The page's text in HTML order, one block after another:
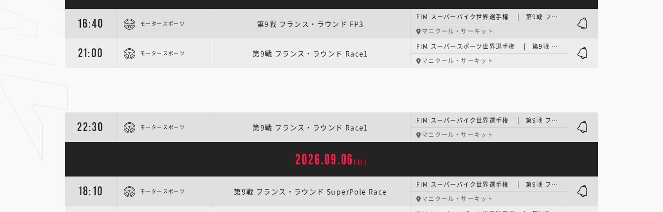
16:40 モータースポーツ 第9戦 フランス・ラウンド FP3
FIM スーパーバイク世界選手権 | 第9戦 フランス・ラウンド FP3
マニクール・サーキット
21:00 モータースポーツ 第9戦 フランス・ラウンド Race1
FIM スーパースポーツ世界選手権 | 第9戦 フランス・ラウンド Race1
マニクール・サーキット
22:30 モータースポーツ 第9戦 フランス・ラウンド Race1
FIM スーパーバイク世界選手権 | 第9戦 フランス・ラウンド Race1
マニクール・サーキット
2026.09.06 [日]
18:10 モータースポーツ 第9戦 フランス・ラウンド SuperPole Race
FIM スーパーバイク世界選手権 | 第9戦 フランス・ラウンド SuperPole Race
マニクール・サーキット